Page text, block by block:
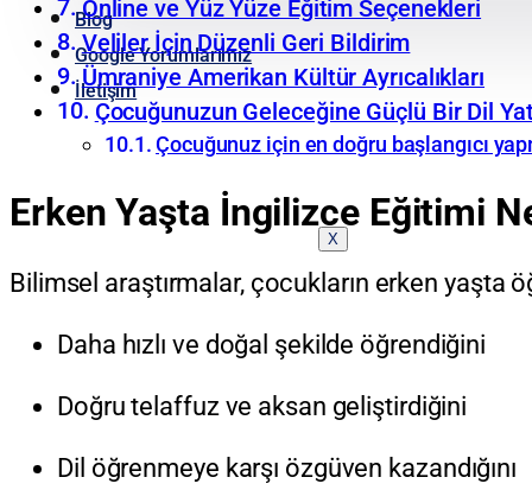
Blog
Google Yorumlarımız
İletişim
X
Online ve Yüz Yüze Eğitim Seçenekleri
Veliler İçin Düzenli Geri Bildirim
Ümraniye Amerikan Kültür Ayrıcalıkları
Çocuğunuzun Geleceğine Güçlü Bir Dil
Çocuğunuz için en doğru başlangıcı
Erken Yaşta İngilizce Eğitimi
Bilimsel araştırmalar, çocukların erken yaşta
Daha hızlı ve doğal şekilde öğrendiğini
Doğru telaffuz ve aksan geliştirdiğini
Dil öğrenmeye karşı özgüven kazandığını